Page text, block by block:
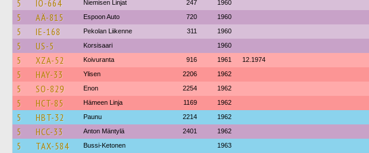
5 IÖ-664 Niemisen Linjat 247 1960
5 AÄ-815 Espoon Auto 720 1960
5 IE-168 Pekolan Liikenne 311 1960
5 US-5 Korsisaari 1960
5 XZA-52 Koivuranta 916 1961 12.1974
5 HAY-33 Ylisen 2206 1962
5 SO-829 Enon 2254 1962
5 HCT-85 Hämeen Linja 1169 1962
5 HBT-32 Paunu 2214 1962
5 HCC-33 Anton Mäntylä 2401 1962
5 TAX-584 Bussi-Ketonen 1963